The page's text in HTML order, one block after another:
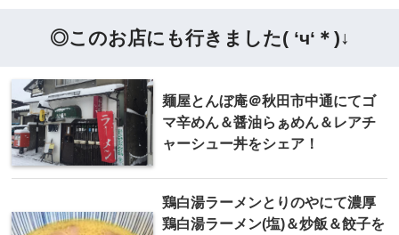
◎このお店にも行きました( ‘ч‘＊)↓
麺屋とんぼ庵＠秋田市中通にてゴ
マ辛めん＆醤油らぁめん＆レアチ
ャーシュー丼をシェア！
鶏白湯ラーメンとりのやにて濃厚
鶏白湯ラーメン(塩)＆炒飯＆餃子を